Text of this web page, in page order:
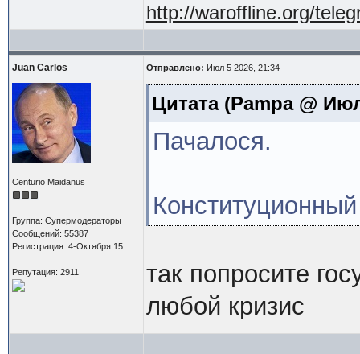
http://waroffline.org/
Juan Carlos Отправлено: Июл 5 2026, 21:34
Centurio Maidanus
Группа: Супермодераторы
Сообщений: 55387
Регистрация: 4-Октября 15
Репутация: 2911
Цитата(Pampa @
Пачалося.
так попросите
любой кризис